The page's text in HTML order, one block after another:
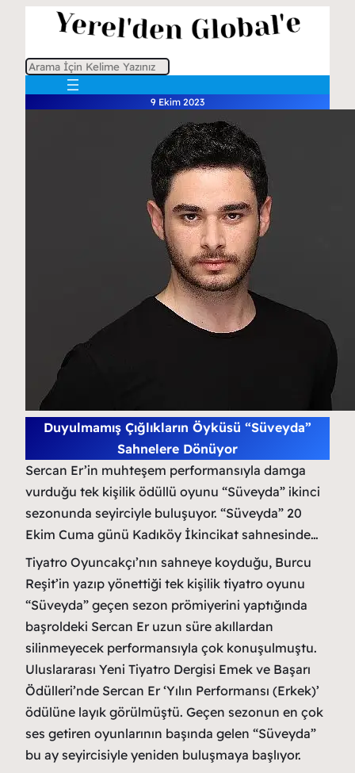
A
a
9 Ekim 2023
Duyulmamış Çığlıkların Öyküsü “Süveyda”
Sahnelere Dönüyor
Sercan Er’in muhteşem performansıyla damga
vurduğu tek kişilik ödüllü oyunu “Süveyda” ikinci
sezonunda seyirciyle buluşuyor. “Süveyda” 20
Ekim Cuma günü Kadıköy İkincikat sahnesinde…
Tiyatro Oyuncakçı’nın sahneye koyduğu, Burcu
Reşit’in yazıp yönettiği tek kişilik tiyatro oyunu
“Süveyda” geçen sezon prömiyerini yaptığında
başroldeki Sercan Er uzun süre akıllardan
silinmeyecek performansıyla çok konuşulmuştu.
Uluslararası Yeni Tiyatro Dergisi Emek ve Başarı
Ödülleri’nde Sercan Er ‘Yılın Performansı (Erkek)’
ödülüne layık görülmüştü. Geçen sezonun en çok
ses getiren oyunlarının başında gelen “Süveyda”
bu ay seyircisiyle yeniden buluşmaya başlıyor.